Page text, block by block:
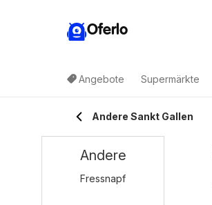
Oferlo
Angebote Supermärkte
Andere Sankt Gallen
Andere
Fressnapf